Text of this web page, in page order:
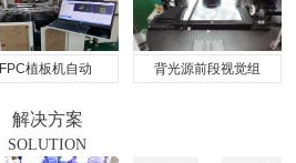
FPC植板机自动 背光源前段视觉组
解决方案
SOLUTION